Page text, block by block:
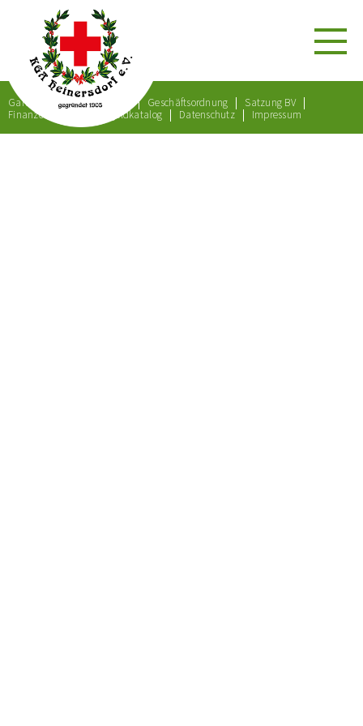
Gartenordnung Satzung Geschäftsordnung
Satzung BV
Finanzordnung
Bußgeldkatalog Datenschutz Impressum